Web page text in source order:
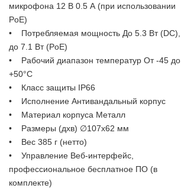
микрофона 12 В 0.5 А (при использовании
PoE)
• Потребляемая мощность До 5.3 Вт (DC),
до 7.1 Вт (PoE)
• Рабочий диапазон температур От -45 до
+50°С
• Класс защиты IP66
• Исполнение Антивандальный корпус
• Материал корпуса Металл
• Размеры (дхв) ∅107х62 мм
• Вес 385 г (нетто)
• Управление Веб-интерфейс,
профессиональное бесплатное ПО (в
комплекте)